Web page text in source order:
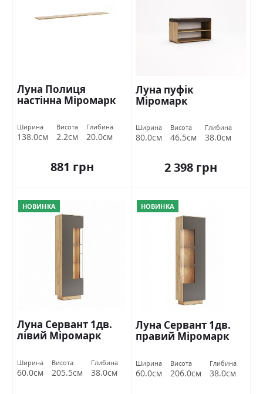
Луна Полиця
настінна Міромарк
Ширина
138.0см
Висота
2.2см
Глибина
20.0см
881 грн
Луна пуфік
Міромарк
Ширина
80.0см
Висота
46.5см
Глибина
38.0см
2 398 грн
НОВИНКА
Луна Сервант 1дв.
лівий Міромарк
Ширина
60.0см
Висота
205.5см
Глибина
38.0см
НОВИНКА
Луна Сервант 1дв.
правий Міромарк
Ширина
60.0см
Висота
206.0см
Глибина
38.0см